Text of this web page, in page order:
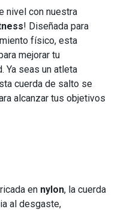
nivel con nuestra
! Diseñada para
físico, esta
mejorar tu
Ya seas un atleta
cuerda de salto se
alcanzar tus objetivos
en nylon, la cuerda
al desgaste,